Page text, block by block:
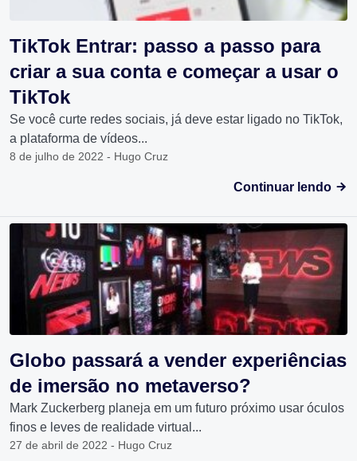
TikTok Entrar: passo a passo para
criar a sua conta e começar a usar o
TikTok
Se você curte redes sociais, já deve estar ligado no TikTok,
a plataforma de vídeos...
8 de julho de 2022 - Hugo Cruz
Continuar lendo
Globo passará a vender experiências
de imersão no metaverso?
Mark Zuckerberg planeja em um futuro próximo usar óculos
finos e leves de realidade virtual...
27 de abril de 2022 - Hugo Cruz